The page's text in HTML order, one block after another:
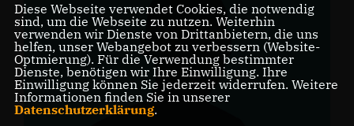
Diese Webseite verwendet Cookies, die notwendig
sind, um die Webseite zu nutzen. Weiterhin
verwenden wir Dienste von Drittanbietern, die uns
helfen, unser Webangebot zu verbessern (Website-
Optmierung). Für die Verwendung bestimmter
Dienste, benötigen wir Ihre Einwilligung. Ihre
Einwilligung können Sie jederzeit widerrufen. Weitere
Informationen finden Sie in unserer
Datenschutzerklärung.